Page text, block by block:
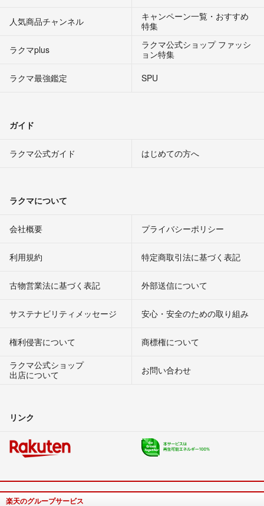
人気商品チャンネル
キャンペーン一覧・おすすめ
特集
ラクマplus
ラクマ公式ショップ ファッシ
ョン特集
ラクマ最強鑑定
SPU
ガイド
ラクマ公式ガイド はじめての方へ
ラクマについて
会社概要 プライバシーポリシー
利用規約 特定商取引法に基づく表記
古物営業法に基づく表記 外部送信について
サステナビリティメッセージ 安心・安全のための取り組み
権利侵害について
商標権について
ラクマ公式ショップ
出店について
お問い合わせ
リンク
楽天のグループサービス